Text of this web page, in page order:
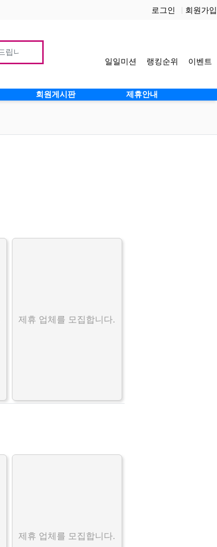
로그인 회원가입
일일미션 랭킹순위 이벤트
회원게시판 제휴안내
제휴 업체를 모집합니다.
제휴 업체를 모집합니다.